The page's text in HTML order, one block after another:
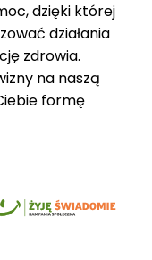
dzięki której
działania
zdrowia.
na naszą
formę